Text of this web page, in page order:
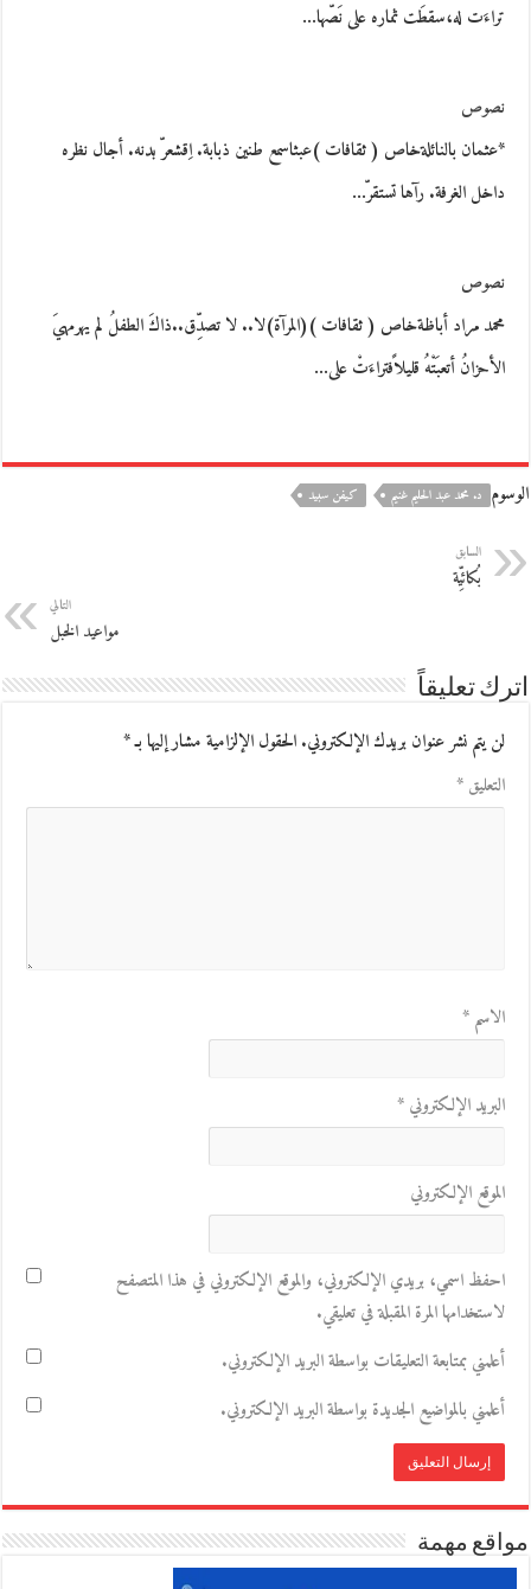
تراءَت له،سقطَت ثماره على نَصّها…
نصوص
*عثمان بالنائلةخاص ( ثقافات )عبثاسمع طنين ذبابة. اِقشعرّ بدنه. أجال نظره
داخل الغرفة. رآها تستقرّ…
نصوص
محمد مراد أباظةخاص ( ثقافات )(المرآة)لا.. لا تصدِّق..ذاكَ الطفلُ لم يهرمهيَ
الأحزانُ أتعبَتْهُ قليلاًفتراءَتْ على…
الوسوم د. محمد عبد الحليم غنيم كيفن سبيد
السابق
بُكائِيّة
التالي
مواعيد الخبل
اترك تعليقاً
لن يتم نشر عنوان بريدك الإلكتروني.الحقول الإلزامية مشار إليها بـ*
التعليق*
الاسم*
البريد الإلكتروني*
الموقع الإلكتروني
احفظ اسمي، بريدي الإلكتروني، والموقع الإلكتروني في هذا المتصفح
لاستخدامها المرة المقبلة في تعليقي.
أعلمني بمتابعة التعليقات بواسطة البريد الإلكتروني.
أعلمني بالمواضيع الجديدة بواسطة البريد الإلكتروني.
مواقع مهمة